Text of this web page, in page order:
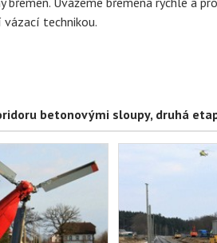
technikou.
betonovými sloupy, druhá